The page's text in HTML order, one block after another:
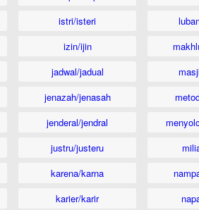
istri/isteri
izin/ijin
jadwal/jadual
jenazah/jenasah
jenderal/jendral
justru/justeru
karena/karna
karier/karir